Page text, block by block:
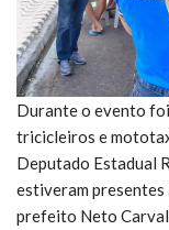
Durante o evento
tricicleiros e
Deputado Estadual
estiveram
prefeito Neto